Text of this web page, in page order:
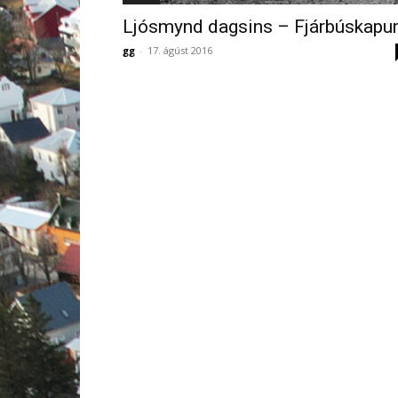
Ljósmynd dagsins – Fjárbúskapur
gg - 17. ágúst 2016